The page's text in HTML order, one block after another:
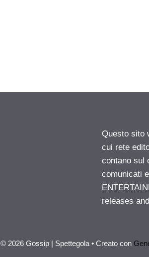
Questo sito
cui rete
contano sul
comunicati
releases
© 2026 Gossip | Spettegola • Creato con